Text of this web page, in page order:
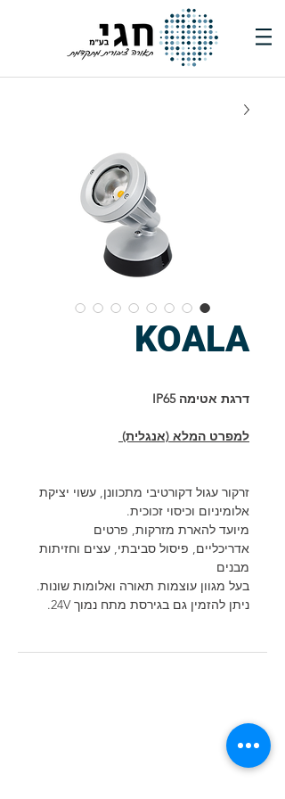
KOALA
דרגת אטימה IP65
למפרט המלא (אנגלית)
זרקור עגול דקורטיבי מתכוונן, עשוי יציקת
אלומיניום וכיסוי זכוכית.
מיועד להארת מזרקות, פרטים
אדריכליים, פיסול סביבתי, עצים וחזיתות
מבנים
בעל מגוון עוצמות תאורה ואלומות שונות.
ניתן להזמין גם בגירסת מתח נמוך 24V.